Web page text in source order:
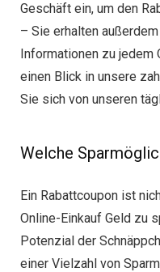
Geschäft ein, um den
– Sie erhalten
Informationen zu jedem
einen Blick in unsere
Sie sich von unseren
Welche
Ein Rabattcoupon ist
Online-Einkauf Geld zu
Potenzial der
einer Vielzahl von